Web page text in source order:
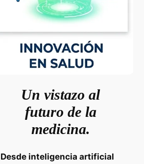
Un vistazo al
futuro de la
medicina.
Desde inteligencia artificial